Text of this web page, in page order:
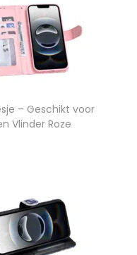
– Geschikt voor
Vlinder Roze